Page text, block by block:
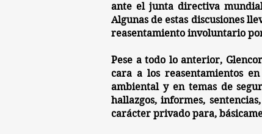
ante el junta directiva
Algunas de estas discusiones
reasentamiento involuntario
Pese a todo lo anterior,
cara a los reasentamientos
ambiental y en temas de
hallazgos, informes,
carácter privado para,